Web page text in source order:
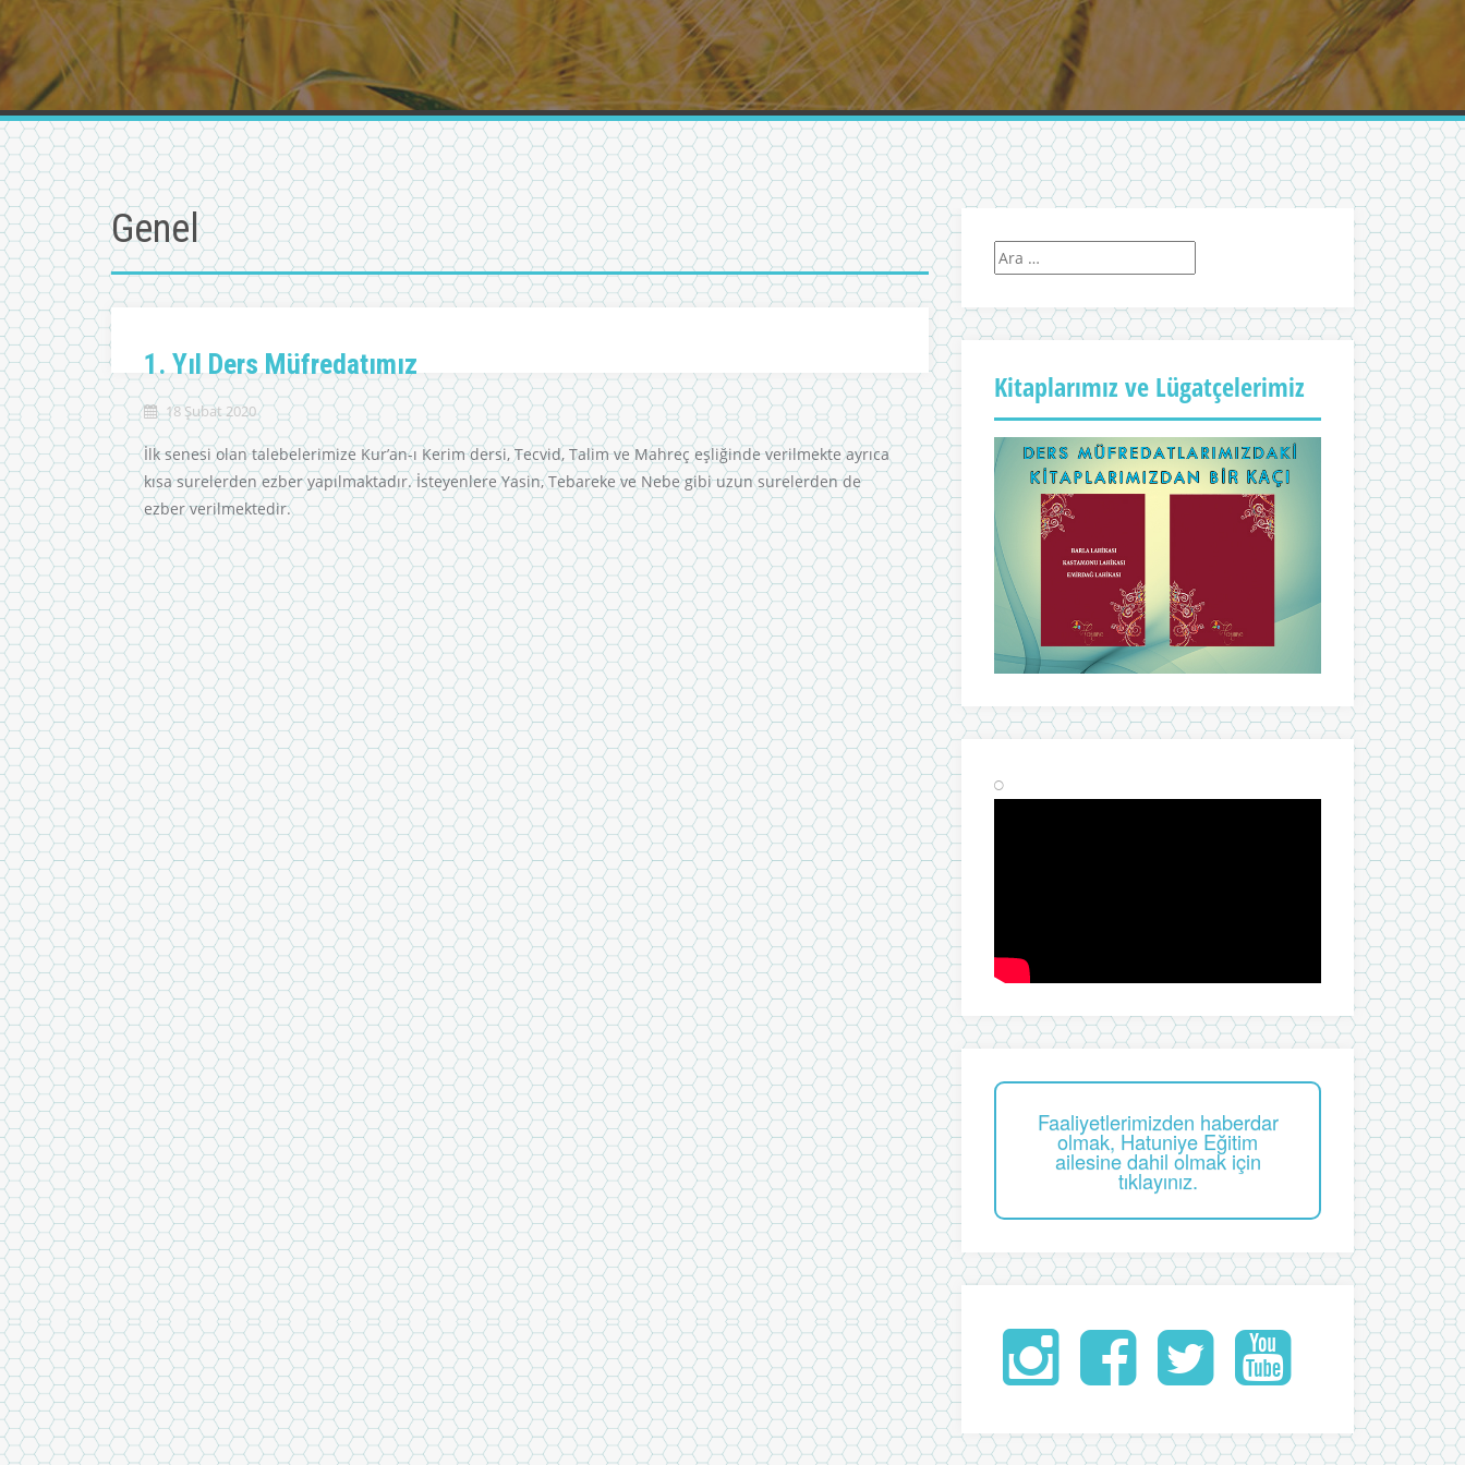
Genel
1. Yıl Ders Müfredatımız
18 Şubat 2020
İlk senesi olan talebelerimize Kur’an-ı Kerim dersi, Tecvid, Talim ve Mahreç eşliğinde verilmekte ayrıca
kısa surelerden ezber yapılmaktadır. İsteyenlere Yasin, Tebareke ve Nebe gibi uzun surelerden de
ezber verilmektedir.
Arama:
Kitaplarımız ve Lügatçelerimiz
Faaliyetlerimizden haberdar
olmak, Hatuniye Eğitim
ailesine dahil olmak için
tıklayınız.
İnstagramFacebook Twitter Youtube